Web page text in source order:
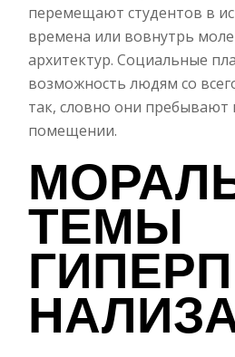
перемещают студентов в
времена или вовнутрь
архитектур. Социальные
возможность людям со
так, словно они пребывают
помещении.
ТЕМЫ